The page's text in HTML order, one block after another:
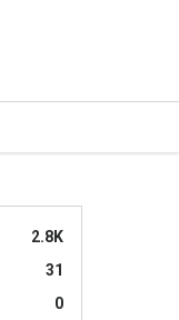
2.8K
31
0